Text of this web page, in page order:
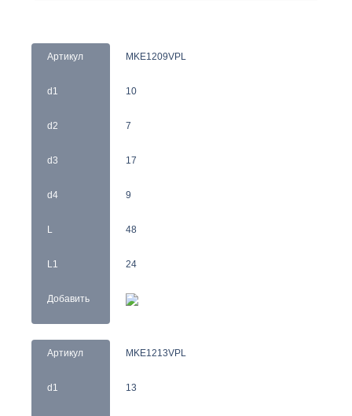
Артикул
d1
d2
d3
d4
L
L1
Добавить
MKE1209VPL
10
7
17
9
48
24
Артикул
d1
MKE1213VPL
13